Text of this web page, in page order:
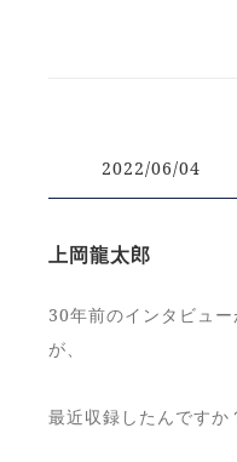
2022/06/04
上岡龍太郎
30年前のインタビュ
が、
最近収録したんですか